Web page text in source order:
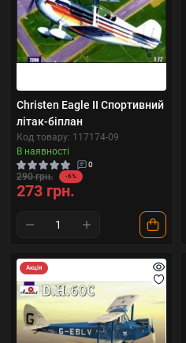
Christen Eagle II Спортивний
літак-біплан
Код товару: 117174-09
В наявності
0
290 грн. -6%
273 грн.
Акція